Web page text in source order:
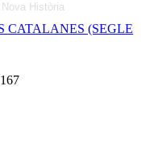
Història
CATALANES (SEGLE